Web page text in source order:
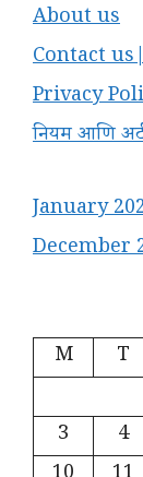
About us
Contact
Privacy
नियम आणि
January
December
M
T
3
4